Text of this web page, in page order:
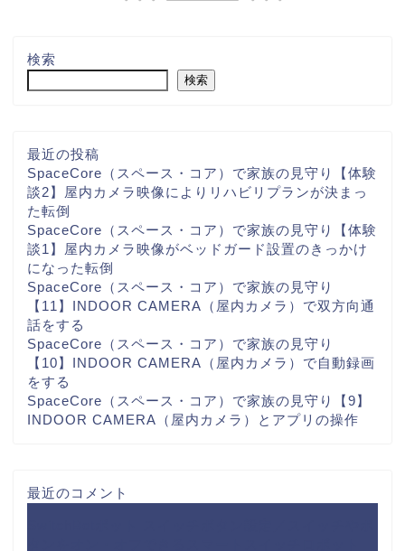
検索
検索
最近の投稿
SpaceCore（スペース・コア）で家族の見守り【体験
談2】屋内カメラ映像によりリハビリプランが決まっ
た転倒
SpaceCore（スペース・コア）で家族の見守り【体験
談1】屋内カメラ映像がベッドガード設置のきっかけ
になった転倒
SpaceCore（スペース・コア）で家族の見守り
【11】INDOOR CAMERA（屋内カメラ）で双方向通
話をする
SpaceCore（スペース・コア）で家族の見守り
【10】INDOOR CAMERA（屋内カメラ）で自動録画
をする
SpaceCore（スペース・コア）で家族の見守り【9】
INDOOR CAMERA（屋内カメラ）とアプリの操作
最近のコメント